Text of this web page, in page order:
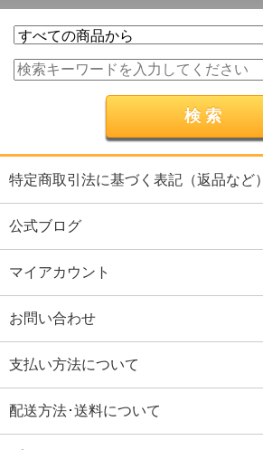
特定商取引法に基づく表記（返品など）
公式ブログ
マイアカウント
お問い合わせ
支払い方法について
配送方法･送料について